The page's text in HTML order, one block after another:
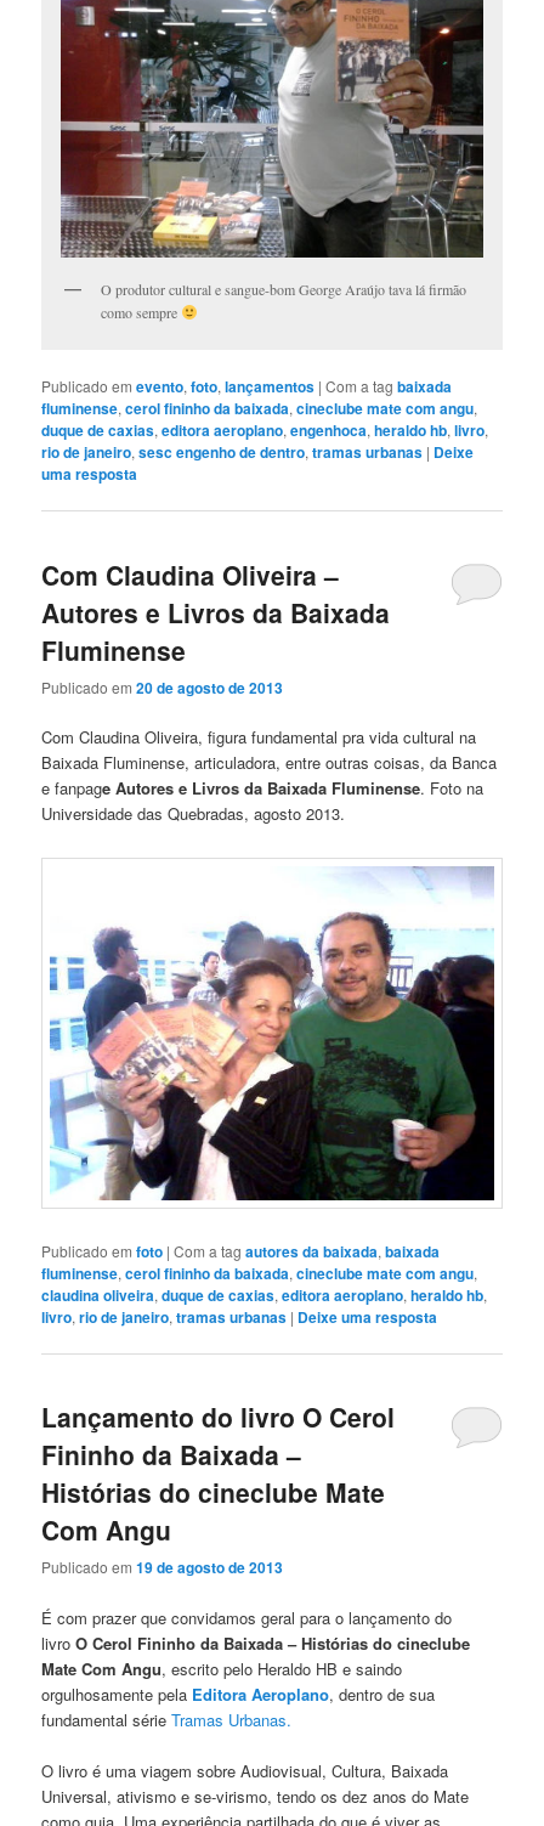
O produtor cultural e sangue-bom George Araújo tava lá firmão
como sempre
Publicado em evento,foto,lançamentos |Com a tagbaixada
fluminense,cerol fininho da baixada,cineclube mate com angu,
duque de caxias,editora aeroplano,engenhoca,heraldo hb,livro,
rio de janeiro,sesc engenho de dentro,tramas urbanas | Deixe
uma resposta
Com Claudina Oliveira –
Autores e Livros da Baixada
Fluminense
Publicado em20 de agosto de 2013
Com Claudina Oliveira, figura fundamental pra vida cultural na
Baixada Fluminense, articuladora, entre outras coisas, da Banca
e fanpage Autores e Livros da Baixada Fluminense. Foto na
Universidade das Quebradas, agosto 2013.
Publicado em foto |Com a tagautores da baixada,baixada
fluminense,cerol fininho da baixada,cineclube mate com angu,
claudina oliveira,duque de caxias,editora aeroplano,heraldo hb,
livro,rio de janeiro,tramas urbanas | Deixe uma resposta
Lançamento do livro O Cerol
Fininho da Baixada –
Histórias do cineclube Mate
Com Angu
Publicado em19 de agosto de 2013
É com prazer que convidamos geral para o lançamento do
livroO Cerol Fininho da Baixada – Histórias do cineclube
Mate Com Angu, escrito pelo Heraldo HB e saindo
orgulhosamente pela Editora Aeroplano, dentro de sua
fundamental sérieTramas Urbanas.
O livro é uma viagem sobre Audiovisual, Cultura, Baixada
Universal, ativismo e se-virismo, tendo os dez anos do Mate
como guia. Uma experiência partilhada do que é viver as